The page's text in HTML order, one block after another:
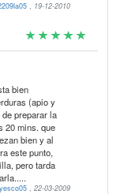
, 19-12-2010
bien
(apio y
preparar la
20 mins. que
bien y al
este punto,
pero tarda
, 22-03-2009